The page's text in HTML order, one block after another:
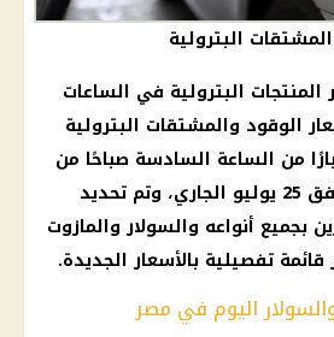
البترولية
البترولية في الساعات
الوقود والمشتقات البترولية
من الساعة السادسة صباحًا من
اليوم الخميس، الموافق 25 يوليو الجاري، وتم تحديد
بجميع أنواعه والسولار والمازوت
تفصيلية بالأسعار الجديدة.
اليوم في مصر